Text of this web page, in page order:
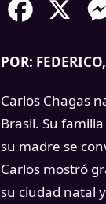
Facebook
POR:
Carlos Chagas
Brasil. Su
su madre se
Carlos mostró
su ciudad natal